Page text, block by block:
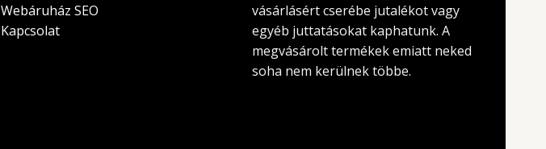
Webáruház SEO
Kapcsolat
vásárlásért cserébe jutalékot vagy
egyéb juttatásokat kaphatunk. A
megvásárolt termékek emiatt neked
soha nem kerülnek többe.